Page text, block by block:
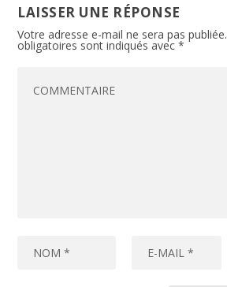
LAISSER UNE RÉPONSE
Votre adresse e-mail ne sera pas publiée.
obligatoires sont indiqués avec*